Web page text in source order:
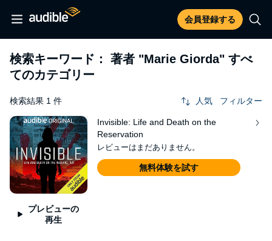
会員登録する
検索キーワード： 著者 "Marie Giorda" すべ
てのカテゴリー
検索結果 1 件 人気 フィルター
プレビューの
再生
Invisible: Life and Death on the
Reservation
レビューはまだありません。
無料体験を試す